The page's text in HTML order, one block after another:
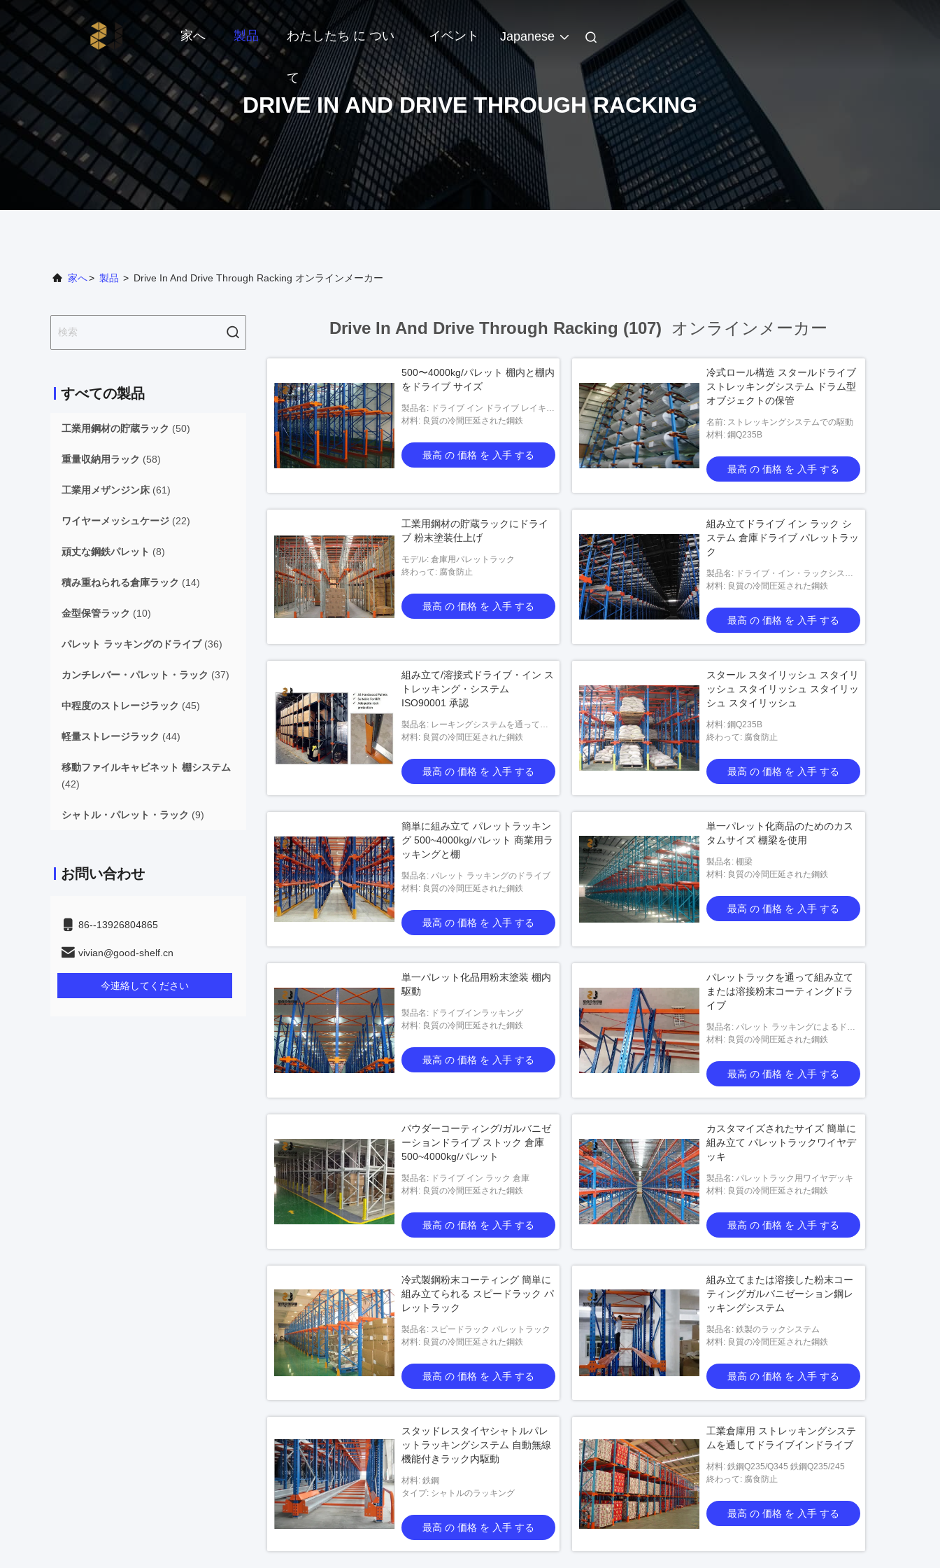
家へ 製品 わたしたち に つい
て
イベント Japanese
DRIVE IN AND DRIVE THROUGH RACKING
家へ> 製品 > Drive In And Drive Through Racking オンラインメーカー
すべての製品
工業用鋼材の貯蔵ラック (50)
重量収納用ラック (58)
工業用メザンジン床 (61)
ワイヤーメッシュケージ (22)
頑丈な鋼鉄パレット (8)
積み重ねられる倉庫ラック (14)
金型保管ラック (10)
パレット ラッキングのドライブ(36)
カンチレバー・パレット・ラック (37)
中程度のストレージラック (45)
軽量ストレージラック (44)
移動ファイルキャビネット 棚システム
(42)
シャトル・パレット・ラック (9)
お問い合わせ
86--13926804865
vivian@good-shelf.cn
今連絡してください
Drive In And Drive Through Racking (107) オンラインメーカー
500〜4000kg/パレット 棚内と棚内
をドライブ サイズ
製品名: ドライブ イン ドライブ レイキン
グ を 通過 する
材料: 良質の冷間圧延された鋼鉄
最高 の 価格 を 入手 する
冷式ロール構造 スタールドライブ
ストレッキングシステム ドラム型
オブジェクトの保管
名前: ストレッキングシステムでの駆動
材料: 鋼Q235B
最高 の 価格 を 入手 する
工業用鋼材の貯蔵ラックにドライ
ブ 粉末塗装仕上げ
モデル: 倉庫用パレットラック
終わって: 腐食防止
最高 の 価格 を 入手 する
組み立てドライブ イン ラック シ
ステム 倉庫ドライブ パレットラッ
ク
製品名: ドライブ・イン・ラックシステ
ム
材料: 良質の冷間圧延された鋼鉄
最高 の 価格 を 入手 する
組み立て/溶接式ドライブ・イン ス
トレッキング・システム
ISO90001 承認
製品名: レーキングシステムを通ってド
ライブ材料: 良質の冷間圧延された鋼鉄
最高 の 価格 を 入手 する
スタール スタイリッシュ スタイリ
ッシュ スタイリッシュ スタイリッ
シュ スタイリッシュ
材料: 鋼Q235B
終わって: 腐食防止
最高 の 価格 を 入手 する
簡単に組み立て パレットラッキン
グ 500~4000kg/パレット 商業用ラ
ッキングと棚
製品名: パレット ラッキングのドライブ
材料: 良質の冷間圧延された鋼鉄
最高 の 価格 を 入手 する
単一パレット化商品のためのカス
タムサイズ 棚梁を使用
製品名: 棚梁
材料: 良質の冷間圧延された鋼鉄
最高 の 価格 を 入手 する
単一パレット化品用粉末塗装 棚内
駆動
製品名: ドライブインラッキング
材料: 良質の冷間圧延された鋼鉄
最高 の 価格 を 入手 する
パレットラックを通って組み立て
または溶接粉末コーティングドラ
イブ
製品名: パレット ラッキングによるドラ
イブ 材料: 良質の冷間圧延された鋼鉄
最高 の 価格 を 入手 する
パウダーコーティング/ガルバニゼ
ーションドライブ ストック 倉庫
500~4000kg/パレット
製品名: ドライブ イン ラック 倉庫
材料: 良質の冷間圧延された鋼鉄
最高 の 価格 を 入手 する
カスタマイズされたサイズ 簡単に
組み立て パレットラックワイヤデ
ッキ
製品名: パレットラック用ワイヤデッキ
材料: 良質の冷間圧延された鋼鉄
最高 の 価格 を 入手 する
冷式製鋼粉末コーティング 簡単に
組み立てられる スピードラック パ
レットラック
製品名: スピードラック パレットラック
材料: 良質の冷間圧延された鋼鉄
最高 の 価格 を 入手 する
組み立てまたは溶接した粉末コー
ティングガルバニゼーション鋼レ
ッキングシステム
製品名: 鉄製のラックシステム
材料: 良質の冷間圧延された鋼鉄
最高 の 価格 を 入手 する
スタッドレスタイヤシャトルパレ
ットラッキングシステム 自動無線
機能付きラック内駆動
材料: 鉄鋼
タイプ: シャトルのラッキング
最高 の 価格 を 入手 する
工業倉庫用 ストレッキングシステ
ムを通してドライブインドライブ
材料: 鉄鋼Q235/Q345 鉄鋼Q235/245
終わって: 腐食防止
最高 の 価格 を 入手 する